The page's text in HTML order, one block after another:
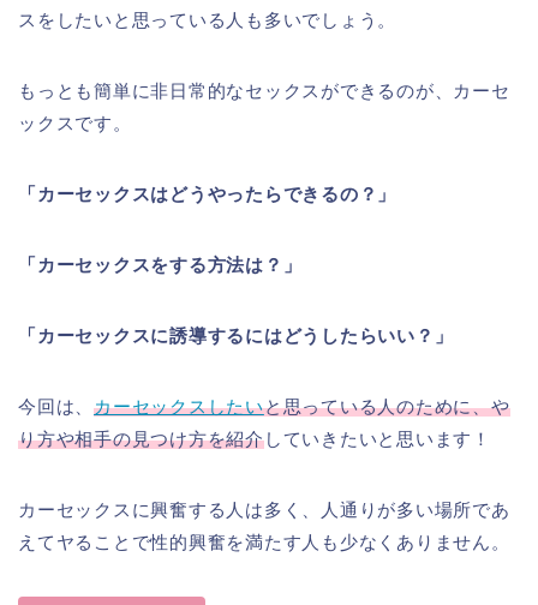
スをしたいと思っている人も多いでしょう。
もっとも簡単に非日常的なセックスができるのが、カーセ
ックスです。
「カーセックスはどうやったらできるの？」
「カーセックスをする方法は？」
「カーセックスに誘導するにはどうしたらいい？」
今回は、カーセックスしたいと思っている人のために、や
り方や相手の見つけ方を紹介していきたいと思います！
カーセックスに興奮する人は多く、人通りが多い場所であ
えてヤることで性的興奮を満たす人も少なくありません。